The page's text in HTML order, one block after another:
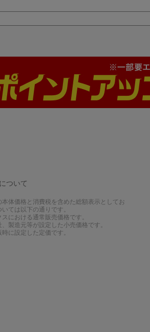
ついて
体価格と消費税を含めた総額表示としてお
ては以下の通りです。
における通常販売価格です。
、製造元等が設定した小売価格です。
に設定した定価です。